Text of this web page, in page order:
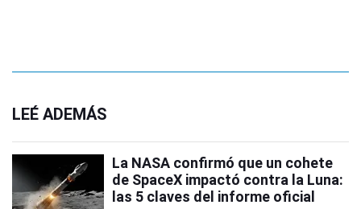
LEÉ ADEMÁS
La NASA confirmó que un cohete
de SpaceX impactó contra la Luna:
las 5 claves del informe oficial